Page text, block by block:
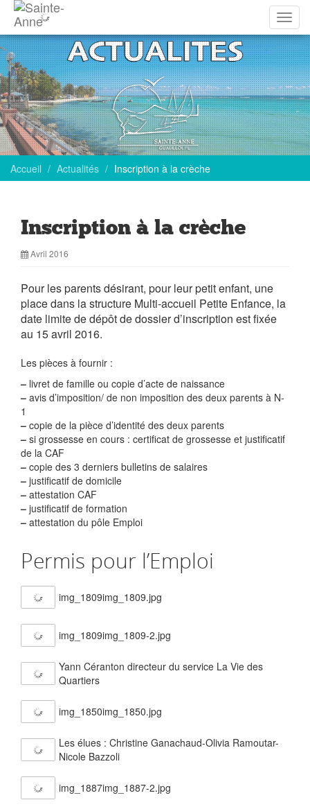
la
Accueil Actualités Inscription à la crèche
Inscription à la crèche
Avril 2016
Pour les parents désirant, pour leur petit enfant, une
place dans la structure Multi-accueil Petite Enfance, la
date limite de dépôt de dossier d’inscription est fixée
au 15 avril 2016.
Les pièces à fournir :
– livret de famille ou copie d’acte de naissance
– avis d’imposition/ de non imposition des deux parents à N-
1
– copie de la pièce d’identité des deux parents
– si grossesse en cours : certificat de grossesse et justificatif
de la CAF
– copie des 3 derniers bulletins de salaires
– justificatif de domicile
– attestation CAF
– justificatif de formation
– attestation du pôle Emploi
Permis pour l’Emploi
img_1809img_1809.jpg
img_1809img_1809-2.jpg
Yann Céranton directeur du service La Vie des
Quartiers
img_1850img_1850.jpg
Les élues : Christine Ganachaud-Olivia Ramoutar-
Nicole Bazzoli
img_1887img_1887-2.jpg